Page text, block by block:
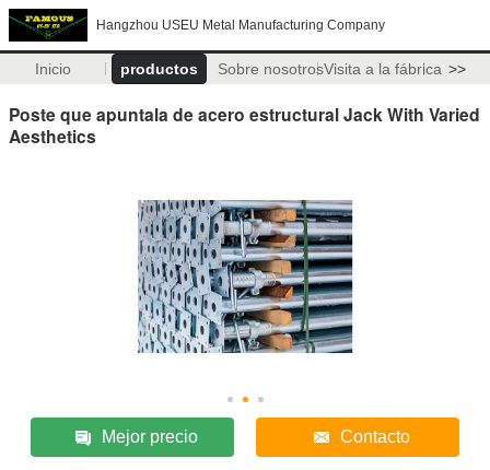
Hangzhou USEU Metal Manufacturing Company
Inicio productos Sobre nosotrosVisita a la fábrica >>
Poste que apuntala de acero estructural Jack With Varied
Aesthetics
Mejor precio Contacto